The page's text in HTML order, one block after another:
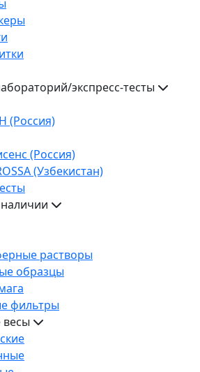
экспресс-тесты
(Россия)
(Россия)
(Узбекистан)
растворы
образцы
фильтры